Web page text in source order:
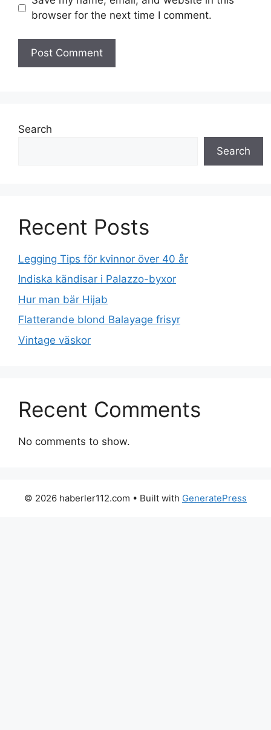
browser for the next time I comment.
Search
Search
Recent Posts
Legging Tips för kvinnor över 40 år
Indiska kändisar i Palazzo-byxor
Hur man bär Hijab
Flatterande blond Balayage frisyr
Vintage väskor
Recent Comments
No comments to show.
© 2026 haberler112.com • Built with GeneratePress